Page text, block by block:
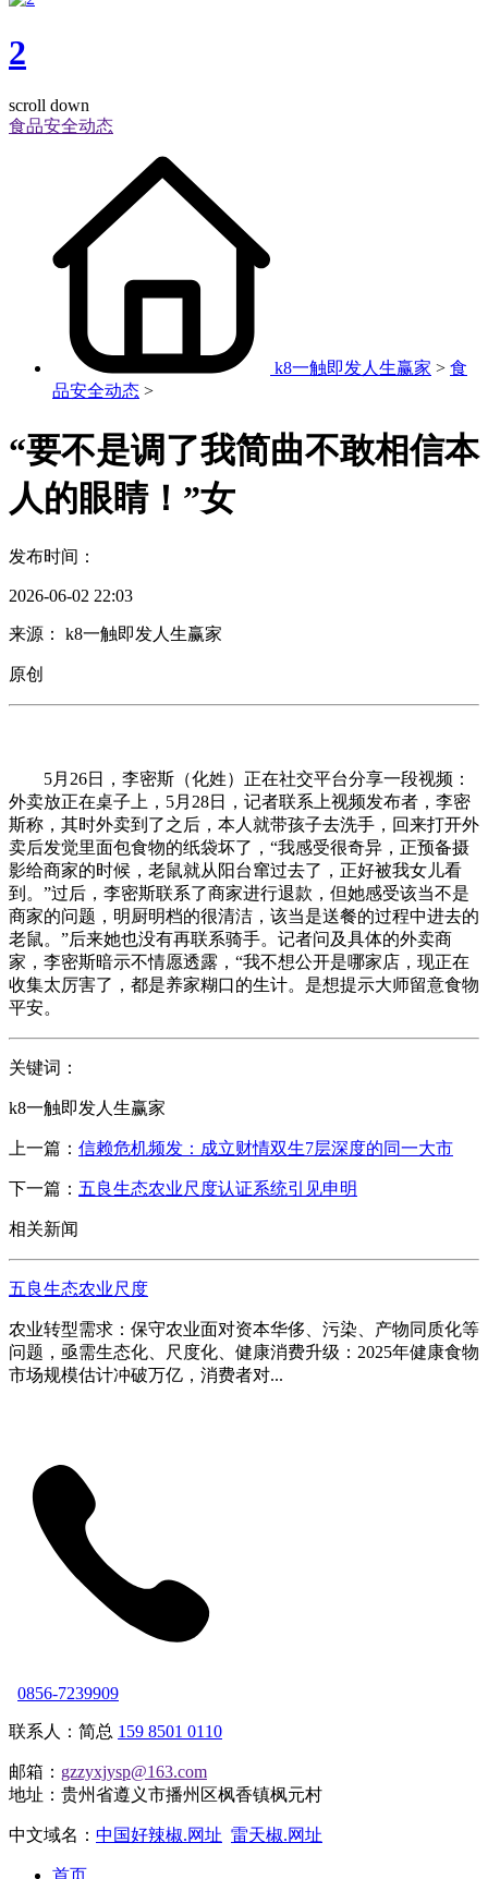
2
scroll down
食品安全动态
k8一触即发人生赢家 > 食
品安全动态 >
“要不是调了我简曲不敢相信本
人的眼睛！”女
发布时间：
2026-06-02 22:03
来源： k8一触即发人生赢家
原创
5月26日，李密斯（化姓）正在社交平台分享一段视频：
外卖放正在桌子上，5月28日，记者联系上视频发布者，李密
斯称，其时外卖到了之后，本人就带孩子去洗手，回来打开外
卖后发觉里面包食物的纸袋坏了，“我感受很奇异，正预备摄
影给商家的时候，老鼠就从阳台窜过去了，正好被我女儿看
到。”过后，李密斯联系了商家进行退款，但她感受该当不是
商家的问题，明厨明档的很清洁，该当是送餐的过程中进去的
老鼠。”后来她也没有再联系骑手。记者问及具体的外卖商
家，李密斯暗示不情愿透露，“我不想公开是哪家店，现正在
收集太厉害了，都是养家糊口的生计。是想提示大师留意食物
平安。
关键词：
k8一触即发人生赢家
上一篇： 信赖危机频发：成立财情双生7层深度的同一大市
下一篇： 五良生态农业尺度认证系统引见申明
相关新闻
五良生态农业尺度
农业转型需求：保守农业面对资本华侈、污染、产物同质化等
问题，亟需生态化、尺度化、健康消费升级：2025年健康食物
市场规模估计冲破万亿，消费者对...
0856-7239909
联系人：简总 159 8501 0110
邮箱： gzzyxjysp@163.com
地址：贵州省遵义市播州区枫香镇枫元村
中文域名： 中国好辣椒.网址 雷天椒.网址
首页